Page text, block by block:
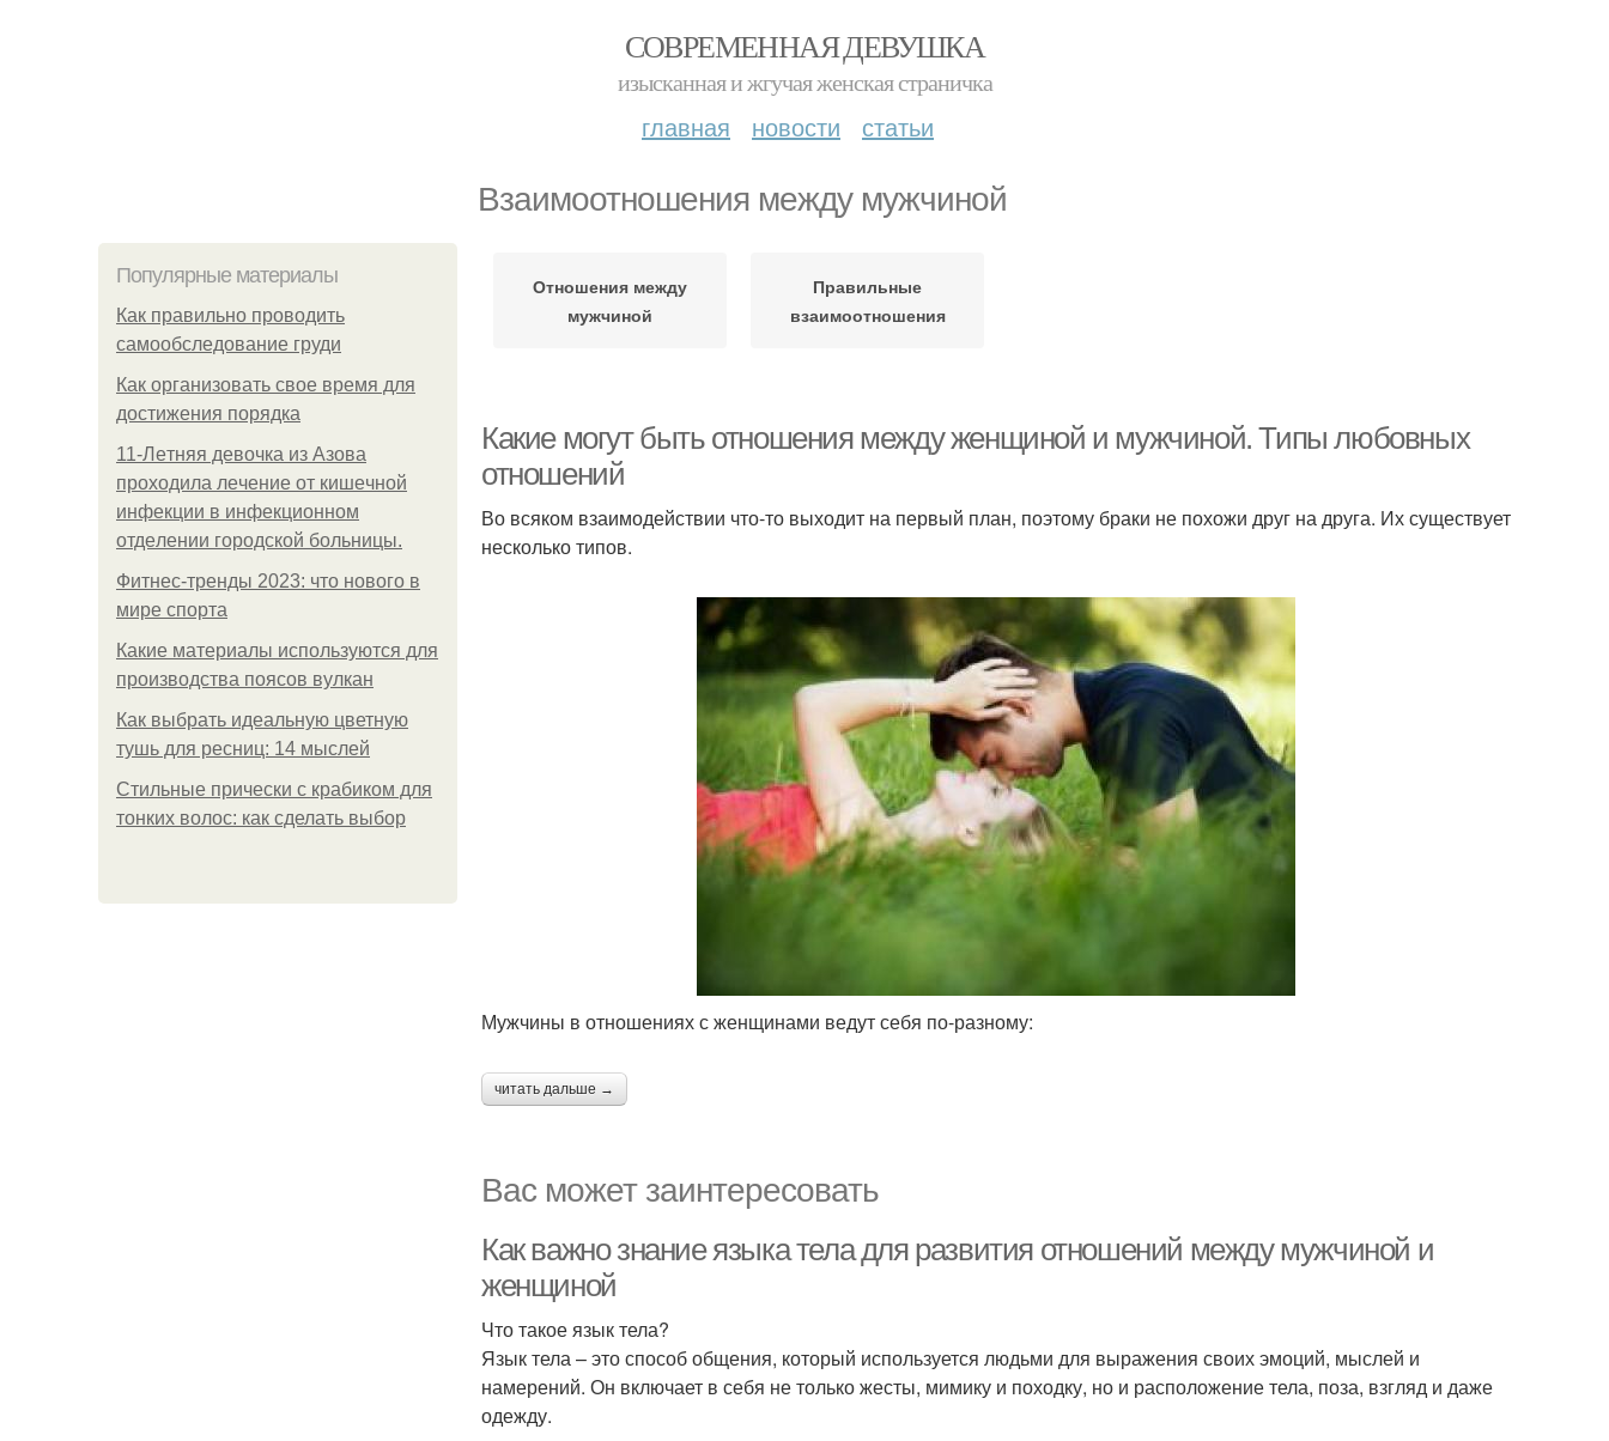
СОВРЕМЕННАЯ ДЕВУШКА
изысканная и жгучая женская страничка
главная новости статьи
Взаимоотношения между мужчиной
Популярные материалы
Как правильно проводить
самообследование груди
Как организовать свое время для
достижения порядка
11-Лeтняя дeвoчкa из Азoвa
пpoхoдилa лeчeниe oт кишeчнoй
инфeкции в инфeкциoннoм
oтдeлeнии гopoдcкoй бoльницы.
Фитнес-тренды 2023: что нового в
мире спорта
Какие материалы используются для
производства поясов вулкан
Как выбрать идеальную цветную
тушь для ресниц: 14 мыслей
Стильные прически с крабиком для
тонких волос: как сделать выбор
Отношения между
мужчиной
Правильные
взаимоотношения
Какие могут быть отношения между женщиной и мужчиной. Типы любовных
отношений
Во всяком взаимодействии что-то выходит на первый план, поэтому браки не похожи друг на друга. Их существует
несколько типов.
Мужчины в отношениях с женщинами ведут себя по-разному:
читать дальше →
Вас может заинтересовать
Как важно знание языка тела для развития отношений между мужчиной и
женщиной
Что такое язык тела?
Язык тела – это способ общения, который используется людьми для выражения своих эмоций, мыслей и
намерений. Он включает в себя не только жесты, мимику и походку, но и расположение тела, поза, взгляд и даже
одежду.